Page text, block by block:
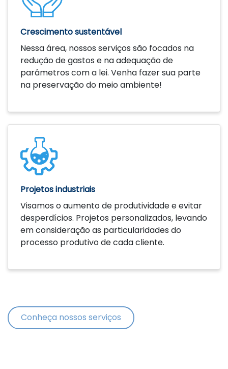
Crescimento sustentável
Nessa área, nossos serviços são focados na
redução de gastos e na adequação de
parâmetros com a lei. Venha fazer sua parte
na preservação do meio ambiente!
Saiba mais
Projetos industriais
Visamos o aumento de produtividade e evitar
desperdícios. Projetos personalizados, levando
em consideração as particularidades do
processo produtivo de cada cliente.
Saiba mais
Conheça nossos serviços